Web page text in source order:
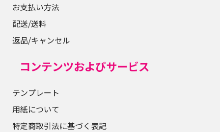
お支払い方法
配送/送料
返品/キャンセル
コンテンツおよびサービス
テンプレート
用紙について
特定商取引法に基づく表記